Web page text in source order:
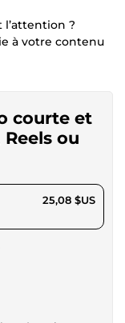
l’attention ?
à votre contenu
courte et
ou
25,08 $US